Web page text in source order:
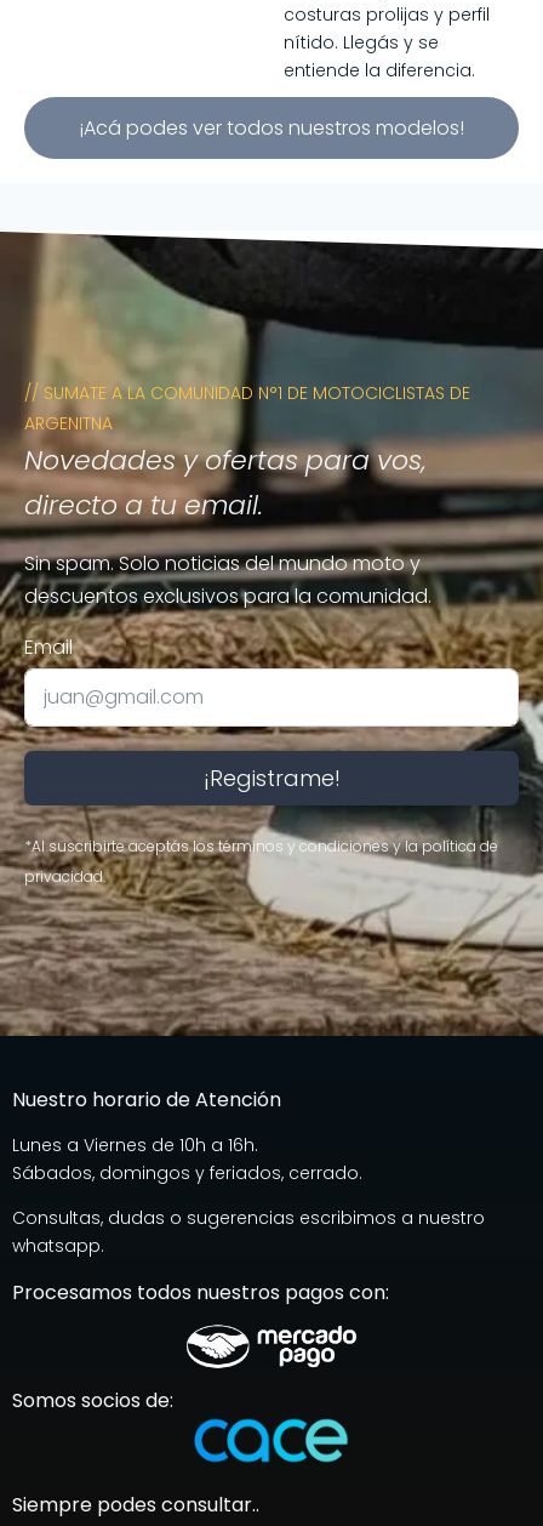
costuras prolijas y perfil
nítido. Llegás y se
entiende la diferencia.
¡Acá podes ver todos nuestros modelos!
// SUMATE A LA COMUNIDAD N°1 DE MOTOCICLISTAS DE
ARGENITNA
Novedades y ofertas para vos,
directo a tu email.
Sin spam. Solo noticias del mundo moto y
descuentos exclusivos para la comunidad.
Email
¡Registrame!
*Al suscribirte aceptás los términos y condiciones y la política de
privacidad.
Nuestro horario de Atención
Lunes a Viernes de 10h a 16h.
Sábados, domingos y feriados, cerrado.
Consultas, dudas o sugerencias escribimos a nuestro
whatsapp.
Procesamos todos nuestros pagos con:
Somos socios de:
Siempre podes consultar..